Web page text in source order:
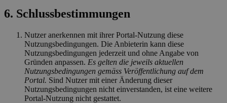
6. Schlussbestimmungen
Nutzer anerkennen mit ihrer Portal-Nutzung diese
Nutzungsbedingungen. Die Anbieterin kann diese
Nutzungsbedingungen jederzeit und ohne Angabe von
Gründen anpassen. Es gelten die jeweils aktuellen
Nutzungsbedingungen gemäss Veröffentlichung auf dem
Portal. Sind Nutzer mit einer Änderung dieser
Nutzungsbedingungen nicht einverstanden, ist eine weitere
Portal-Nutzung nicht gestattet.